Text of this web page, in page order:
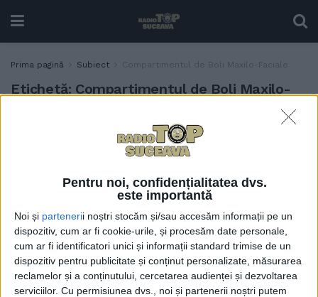
Pentru noi, confidențialitatea dvs.
este importantă
Noi și partenerii noștri stocăm și/sau accesăm informații pe un
dispozitiv, cum ar fi cookie-urile, și procesăm date personale,
cum ar fi identificatori unici și informații standard trimise de un
dispozitiv pentru publicitate și conținut personalizate, măsurarea
reclamelor și a conținutului, cercetarea audienței și dezvoltarea
serviciilor. Cu permisiunea dvs., noi și partenerii noștri putem
Prima pagină Subiect Compartimentul de Boli Maxilo-Faciale
Etichetă: Compartimentul de Boli Maxilo-
Intervenție dificilă a unei
echipe de la
Maxilo-Faciale din cadrul
Secției ORL a spitalului din
Suceava, la un bărbat care a
fost victima unei explozii.
Operația a durat 4 ore, iar
pacientul se simte bine
30 OCTOMBRIE, 2023